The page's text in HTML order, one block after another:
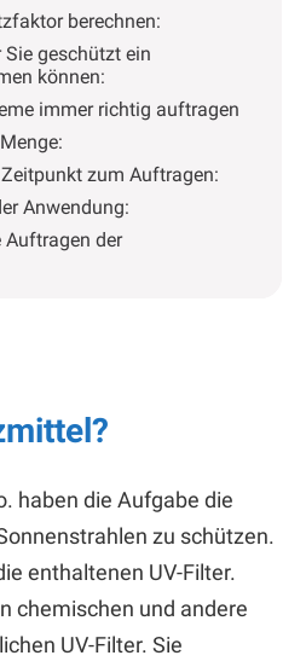
berechnen:
Sie geschützt ein
können:
immer richtig auftragen
zum Auftragen:
Anwendung:
der
haben die Aufgabe die
zu schützen.
enthaltenen UV-Filter.
chemischen und andere
UV-Filter. Sie